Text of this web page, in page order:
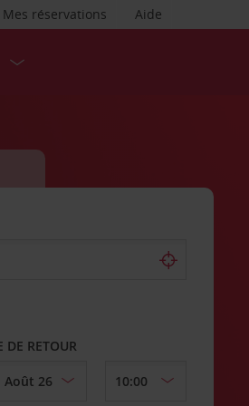
Aide
Mes réservations
DE RETOUR